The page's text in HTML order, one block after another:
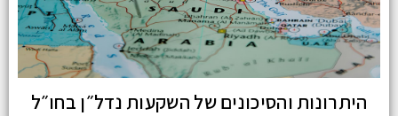
היתרונות והסיכונים של השקעות נדל״ן בחו״ל